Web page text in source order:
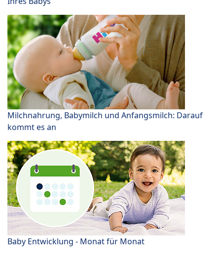
Milchnahrung, Babymilch und Anfangsmilch: Darauf
kommt es an
Baby Entwicklung - Monat für Monat